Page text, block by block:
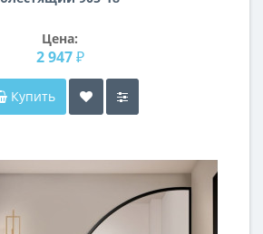
Цена:
2 947 ₽
Купить